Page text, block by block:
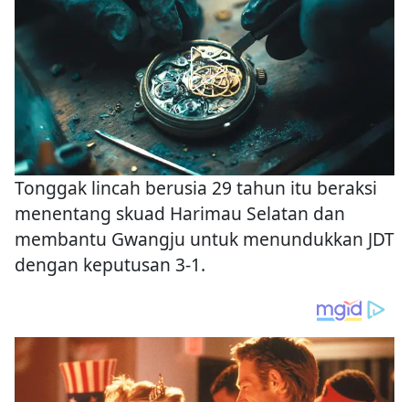
Tonggak lincah berusia 29 tahun itu beraksi
menentang skuad Harimau Selatan dan
membantu Gwangju untuk menundukkan JDT
dengan keputusan 3-1.